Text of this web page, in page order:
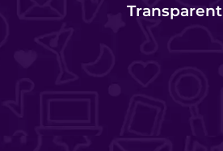
Transparent